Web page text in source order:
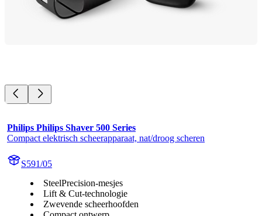
Philips Philips Shaver 500 Series
Compact elektrisch scheerapparaat, nat/droog scheren
S591/05
SteelPrecision-mesjes
Lift & Cut-technologie
Zwevende scheerhoofden